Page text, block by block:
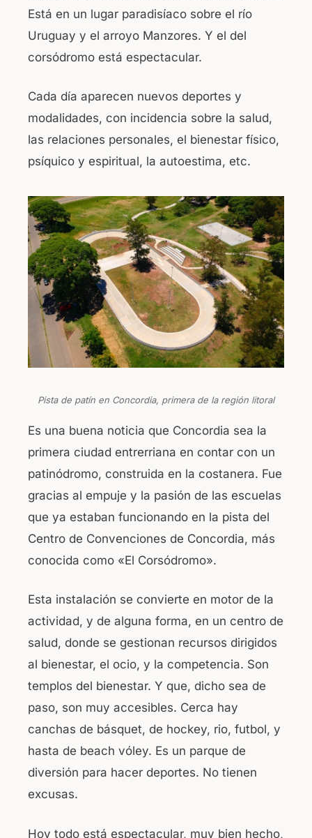
Está en un lugar paradisíaco sobre el río
Uruguay y el arroyo Manzores. Y el del
corsódromo está espectacular.
Cada día aparecen nuevos deportes y
modalidades, con incidencia sobre la salud,
las relaciones personales, el bienestar físico,
psíquico y espiritual, la autoestima, etc.
Pista de patín en Concordia, primera de la región litoral
Es una buena noticia que Concordia sea la
primera ciudad entrerriana en contar con un
patinódromo, construida en la costanera. Fue
gracias al empuje y la pasión de las escuelas
que ya estaban funcionando en la pista del
Centro de Convenciones de Concordia, más
conocida como «El Corsódromo».
Esta instalación se convierte en motor de la
actividad, y de alguna forma, en un centro de
salud, donde se gestionan recursos dirigidos
al bienestar, el ocio, y la competencia. Son
templos del bienestar. Y que, dicho sea de
paso, son muy accesibles. Cerca hay
canchas de básquet, de hockey, rio, futbol, y
hasta de beach vóley. Es un parque de
diversión para hacer deportes. No tienen
excusas.
Hoy todo está espectacular, muy bien hecho,